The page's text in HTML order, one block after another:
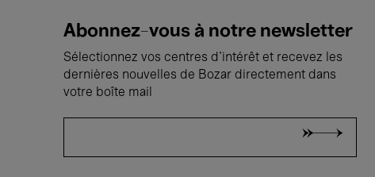
Abonnez-vous à notre newsletter
Sélectionnez vos centres d'intérêt et recevez les
dernières nouvelles de Bozar directement dans
votre boîte mail